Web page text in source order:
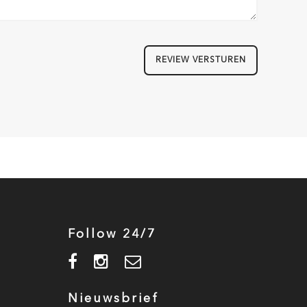
REVIEW VERSTUREN
Follow 24/7
Nieuwsbrief